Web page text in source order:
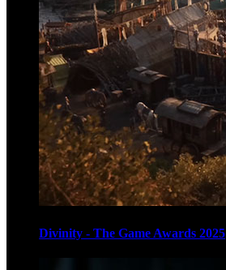
Divinity - The Game Awards 2025